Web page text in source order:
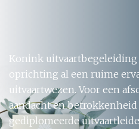
Konink uitvaartbegeleiding
oprichting al een ruime
uitvaartwezen. Voor een
aandacht en betrokkenheid
gediplomeerde